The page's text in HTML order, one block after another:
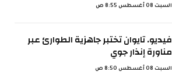
السبت 08 أغسطس 8:55 ص
فيديو. تايوان تختبر جاهزية الطوارئ عبر
مناورة إنذار جوي
السبت 08 أغسطس 8:50 ص